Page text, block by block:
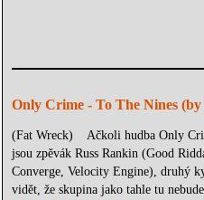
Only Crime - To The Nines
(Fat Wreck) Ačkoli hudba Only
jsou zpěvák Russ Rankin (Good
Converge, Velocity Engine), druhý
vidět, že skupina jako tahle tu